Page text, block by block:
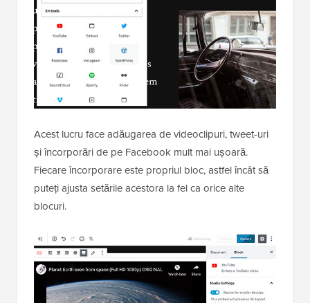
Acest lucru face adăugarea de videoclipuri, tweet-uri
și încorporări de pe Facebook mult mai ușoară.
Fiecare încorporare este propriul bloc, astfel încât să
puteți ajusta setările acestora la fel ca orice alte
blocuri.